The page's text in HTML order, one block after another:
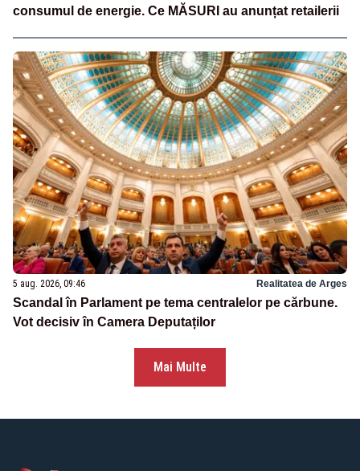
consumul de energie. Ce MĂSURI au anunțat retailerii
5 aug. 2026, 09:46 Realitatea de Arges
Scandal în Parlament pe tema centralelor pe cărbune.
Vot decisiv în Camera Deputaților
Mai Multe